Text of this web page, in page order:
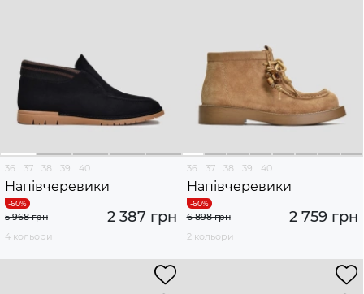
36 37 38 39 40
Напівчеревики
2 387 грн
5 968 грн
4 кольори
36 37 38 39 40
Напівчеревики
2 759 грн
6 898 грн
2 кольори